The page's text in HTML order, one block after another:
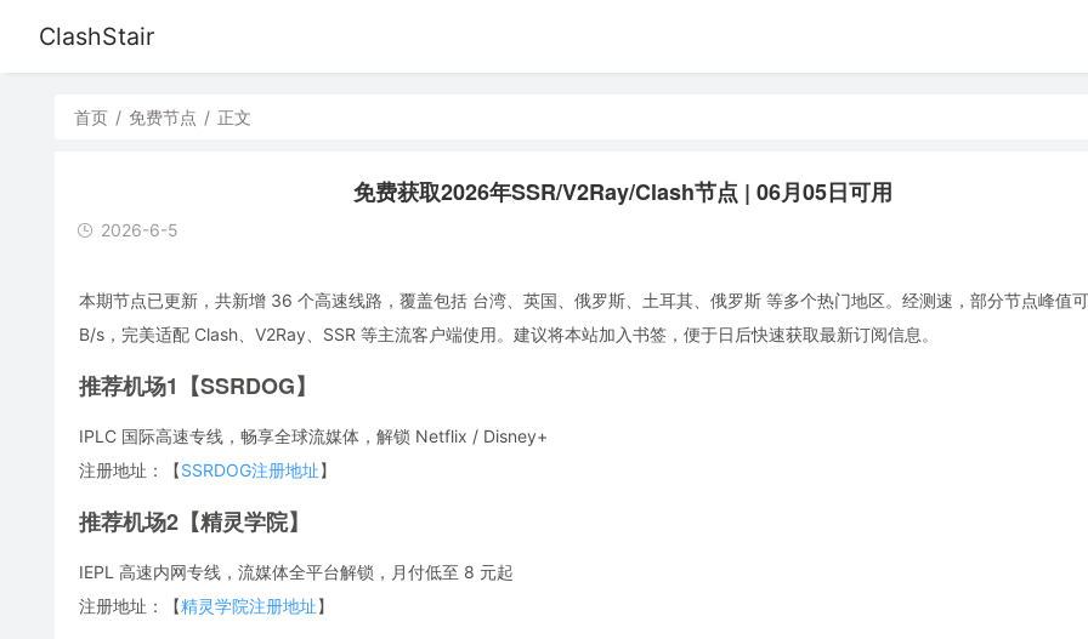
ClashStair
首页 / 免费节点 / 正文
免费获取2026年SSR/V2Ray/Clash节点 | 06月05日可用
2026-6-5
本期节点已更新，共新增 36 个高速线路，覆盖包括 台湾、英国、俄罗斯、土耳其、俄罗斯 等多个热门地区。经测速，部分节点峰值
B/s，完美适配 Clash、V2Ray、SSR 等主流客户端使用。建议将本站加入书签，便于日后快速获取最新订阅信息。
推荐机场1【SSRDOG】
IPLC 国际高速专线，畅享全球流媒体，解锁 Netflix / Disney+
注册地址：【SSRDOG注册地址】
推荐机场2【精灵学院】
IEPL 高速内网专线，流媒体全平台解锁，月付低至 8 元起
注册地址：【精灵学院注册地址】